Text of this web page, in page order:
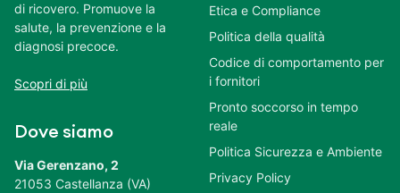
di ricovero. Promuove la
salute, la prevenzione e la
diagnosi precoce.
Scopri di più
Dove siamo
Via Gerenzano, 2
21053 Castellanza (VA)
Etica e Compliance
Politica della qualità
Codice di comportamento per
i fornitori
Pronto soccorso in tempo
reale
Politica Sicurezza e Ambiente
Privacy Policy